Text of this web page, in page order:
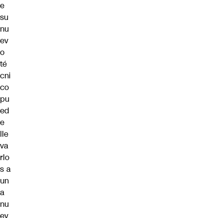
e
su
nu
ev
o
té
cni
co
pu
ed
e
lle
va
rlo
s a
un
a
nu
ev